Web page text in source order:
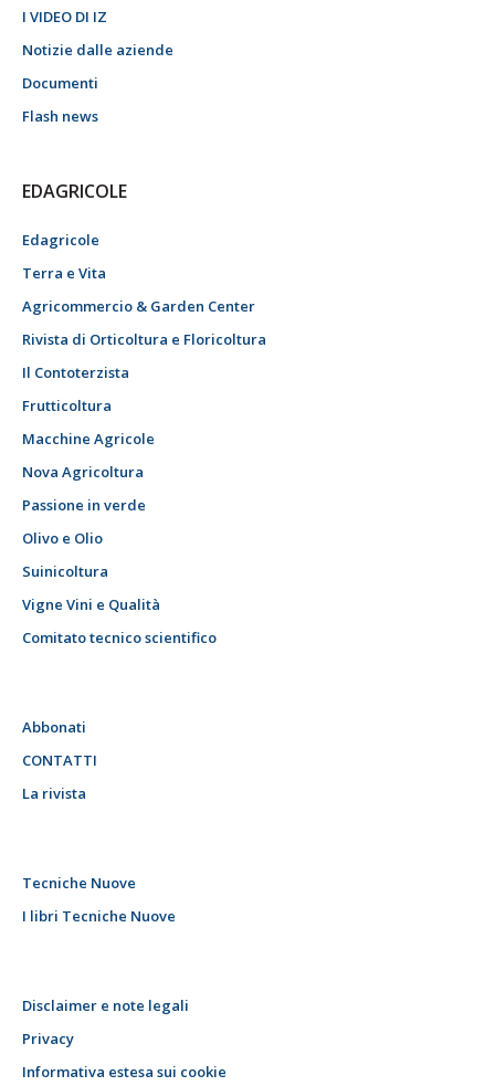
I VIDEO DI IZ
Notizie dalle aziende
Documenti
Flash news
EDAGRICOLE
Edagricole
Terra e Vita
Agricommercio & Garden Center
Rivista di Orticoltura e Floricoltura
Il Contoterzista
Frutticoltura
Macchine Agricole
Nova Agricoltura
Passione in verde
Olivo e Olio
Suinicoltura
Vigne Vini e Qualità
Comitato tecnico scientifico
Abbonati
CONTATTI
La rivista
Tecniche Nuove
I libri Tecniche Nuove
Disclaimer e note legali
Privacy
Informativa estesa sui cookie